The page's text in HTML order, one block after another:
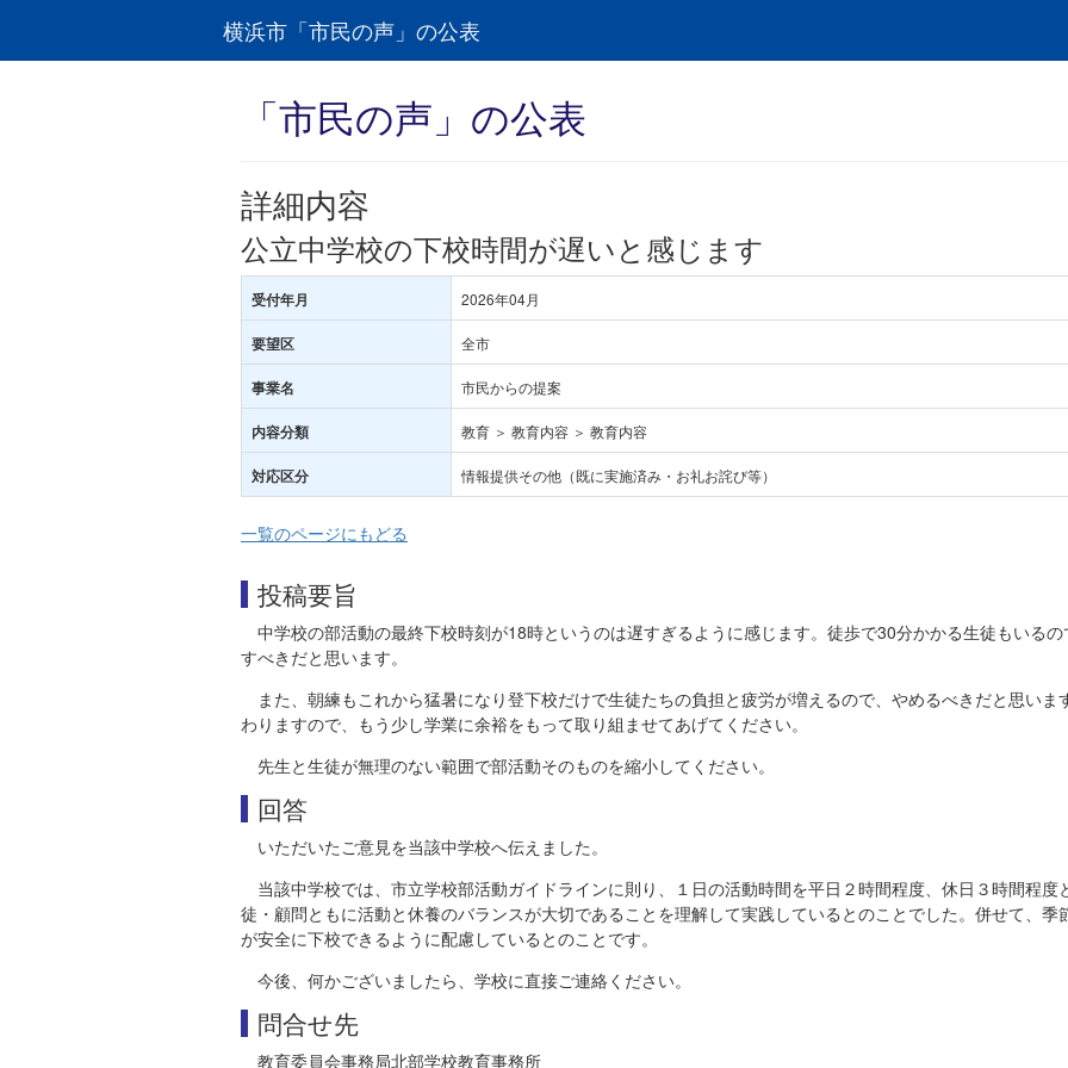
横浜市「市民の声」の公表
「市民の声」の公表
詳細内容
公立中学校の下校時間が遅いと感じます
受付年月 2026年04月
要望区 全市
事業名 市民からの提案
内容分類 教育 ＞ 教育内容 ＞ 教育内容
対応区分 情報提供その他（既に実施済み・お礼お詫び等）
一覧のページにもどる
投稿要旨
中学校の部活動の最終下校時刻が18時というのは遅すぎるように感じます。徒歩で30分かかる生徒もいる
すべきだと思います。
また、朝練もこれから猛暑になり登下校だけで生徒たちの負担と疲労が増えるので、やめるべきだと思い
わりますので、もう少し学業に余裕をもって取り組ませてあげてください。
先生と生徒が無理のない範囲で部活動そのものを縮小してください。
回答
いただいたご意見を当該中学校へ伝えました。
当該中学校では、市立学校部活動ガイドラインに則り、１日の活動時間を平日２時間程度、休日３時間程
徒・顧問ともに活動と休養のバランスが大切であることを理解して実践しているとのことでした。併せて、
が安全に下校できるように配慮しているとのことです。
今後、何かございましたら、学校に直接ご連絡ください。
問合せ先
教育委員会事務局北部学校教育事務所